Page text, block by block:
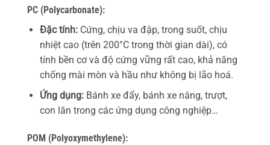
PC (Polycarbonate):
Đặc tính:Cứng, chịu va đập, trong suốt, chịu
nhiệt cao (trên 200°C trong thời gian dài), có
tính bền cơ và độ cứng vững rất cao, khả năng
chống mài mòn và hầu như không bị lão hoá.
Ứng dụng:Bánh xe đẩy, bánh xe nâng, trượt,
con lăn trong các ứng dụng công nghiệp…
POM (Polyoxymethylene):